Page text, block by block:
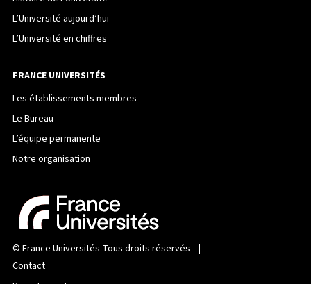
L’Université aujourd’hui
L’Université en chiffres
FRANCE UNIVERSITÉS
Les établissements membres
Le Bureau
L’équipe permanente
Notre organisation
© France Universités Tous droits réservés |
Contact